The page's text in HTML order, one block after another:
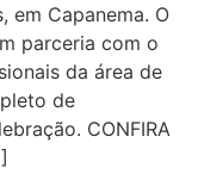
em Capanema. O
parceria com o
da área de
de
CONFIRA